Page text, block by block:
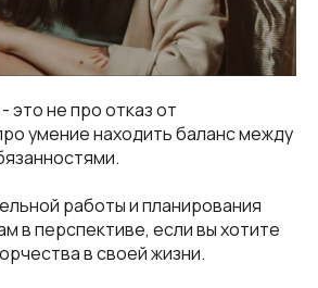
это не про отказ от
умение находить баланс между
работы и планирования
в перспективе, если вы хотите
в своей жизни.